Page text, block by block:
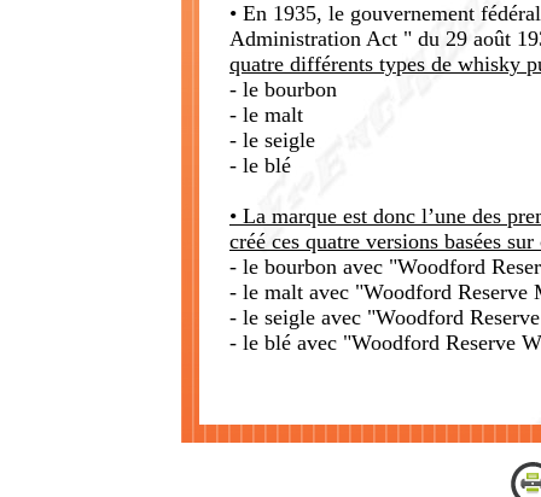
• En 1935, le gouvernement
Administration Act " du 29 août
quatre différents types de whisky
- le bourbon
- le malt
- le seigle
- le blé
• La marque est donc l’une des
créé ces quatre versions basées
- le bourbon avec "Woodford
- le malt avec "Woodford Reserve
- le seigle avec "Woodford
- le blé avec "Woodford Reserve